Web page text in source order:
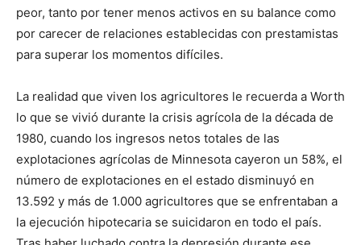
peor, tanto por tener menos activos en su balance como
por carecer de relaciones establecidas con prestamistas
para superar los momentos difíciles.
La realidad que viven los agricultores le recuerda a Worth
lo que se vivió durante la crisis agrícola de la década de
1980, cuando los ingresos netos totales de las
explotaciones agrícolas de Minnesota cayeron un 58%, el
número de explotaciones en el estado disminuyó en
13.592 y más de 1.000 agricultores que se enfrentaban a
la ejecución hipotecaria se suicidaron en todo el país.